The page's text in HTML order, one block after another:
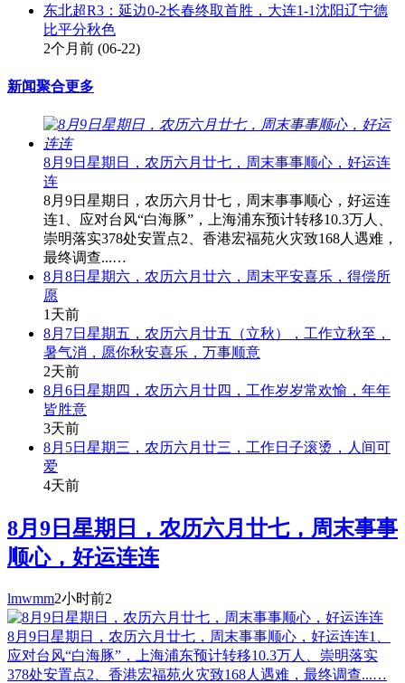
东北超R3：延边0-2长春终取首胜，大连1-1沈阳辽宁德
比平分秋色
2个月前 (06-22)
新闻聚合更多
8月9日星期日，农历六月廿七，周末事事顺心，好运连
连
8月9日星期日，农历六月廿七，周末事事顺心，好运连
连1、应对台风“白海豚”，上海浦东预计转移10.3万人、
崇明落实378处安置点2、香港宏福苑火灾致168人遇难，
最终调查...…
8月8日星期六，农历六月廿六，周末平安喜乐，得偿所
愿
1天前
8月7日星期五，农历六月廿五（立秋），工作立秋至，
暑气消，愿你秋安喜乐，万事顺意
2天前
8月6日星期四，农历六月廿四，工作岁岁常欢愉，年年
皆胜意
3天前
8月5日星期三，农历六月廿三，工作日子滚烫，人间可
爱
4天前
8月9日星期日，农历六月廿七，周末事事
顺心，好运连连
lmwmm2小时前2
8月9日星期日，农历六月廿七，周末事事顺心，好运连连1、
应对台风“白海豚”，上海浦东预计转移10.3万人、崇明落实
378处安置点2、香港宏福苑火灾致168人遇难，最终调查...…